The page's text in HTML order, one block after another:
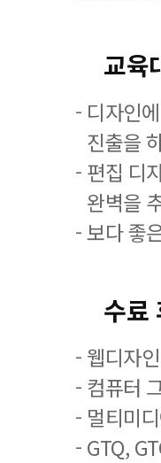
교육
- 디자인
진출을
- 편집 디
완벽을
- 보다 좋
수료
- 웹디자
- 컴퓨터
- 멀티미
- GTQ,